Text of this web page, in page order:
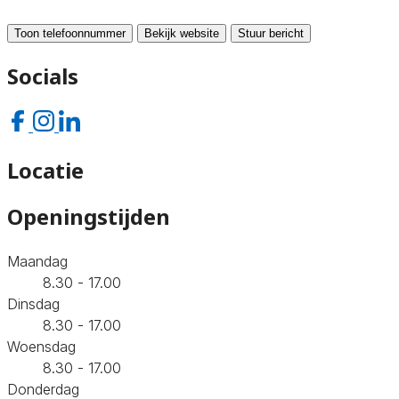
Toon telefoonnummer Bekijk website Stuur bericht
Socials
Locatie
Openingstijden
Maandag
8.30 - 17.00
Dinsdag
8.30 - 17.00
Woensdag
8.30 - 17.00
Donderdag